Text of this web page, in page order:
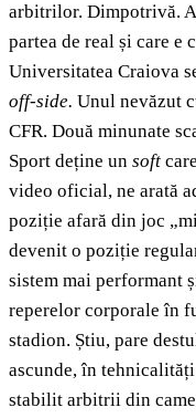
arbitrilor. Dimpotrivă.
partea de real și care e
Universitatea Craiova
off-side. Unul nevăzut
CFR. Două minunate
Sport deține un soft
video oficial, ne arată
poziție afară din joc
devenit o poziție
sistem mai performant
reperelor corporale în
stadion. Știu, pare
ascunde, în
stabilit arbitrii din